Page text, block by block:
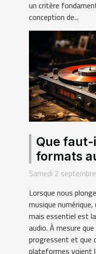
un critère
conception de...
Que
formats
Samedi 2
Lorsque nous
musique
mais essentiel est
audio. À mesure
progressent et que
plateformes voient